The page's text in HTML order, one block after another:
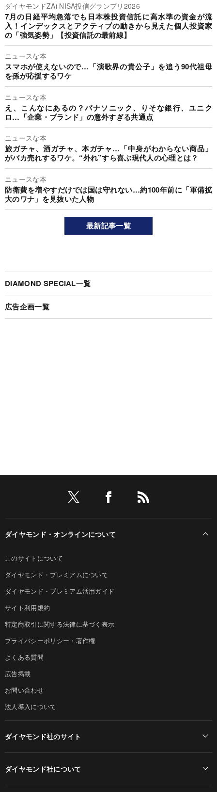
ダイヤモンドZAi NISA投信グランプリ2026
7月の日経平均急落でも日本株投資信託に高水準の資金が流
入！インデックスとアクティブの動きから見えた個人投資家
の「強気姿勢」【投資信託の最前線】
ニュースな本
スマホが使えないので…「演歌界の貴公子」を追う90代祖母
を孫が応援するワケ
ニュースな本
え、こんなにあるの？パナソニック、りそな銀行、ユニク
ロ…「企業・ブランド」の意外すぎる共通点
ニュースな本
旅ガチャ、酒ガチャ、本ガチャ…「中身がわからない商品」
がバカ売れするワケ。“外れ”すら喜ぶ現代人の心理とは？
ニュースな本
防衛費を増やすだけでは国は守れない…約100年前に「軍備拡
大のワナ」を見抜いた人物
最新記事一覧
DIAMOND SPECIAL一覧
広告企画一覧
ダイヤモンド・オンラインについて
このサイトについて
ダイヤモンド・プレミアムについて
ダイヤモンド・プレミアム活用ガイド
サイト利用規約
特定商取引に関する法律に基づく表示
プライバシーポリシー・著作権
よくある質問
広告掲載
お問い合わせ
法人導入について
ダイヤモンド社のサイト
ダイヤモンド社について